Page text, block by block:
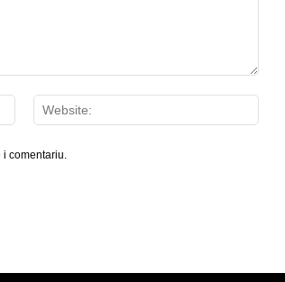
Email:*
i comentariu.